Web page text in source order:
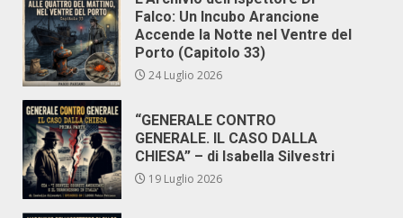
Falco: Un Incubo Arancione
Accende la Notte nel Ventre del
Porto (Capitolo 33)
24 Luglio 2026
“GENERALE CONTRO
GENERALE. IL CASO DALLA
CHIESA” – di Isabella Silvestri
19 Luglio 2026